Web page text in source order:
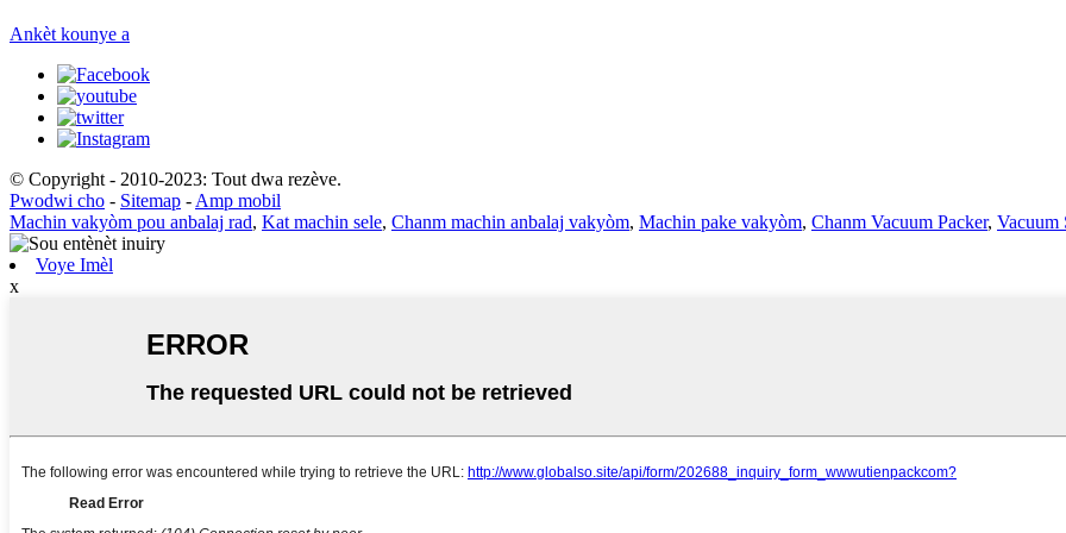
Ankèt kounye a
© Copyright - 2010-2023: Tout dwa rezève.
Pwodwi cho - Sitemap - Amp mobil
Machin vakyòm pou anbalaj rad, Kat machin sele, Chanm machin anbalaj vakyòm, Machin pake vakyòm, Chanm Vacuum Packer, Vacuum
Voye Imèl
x